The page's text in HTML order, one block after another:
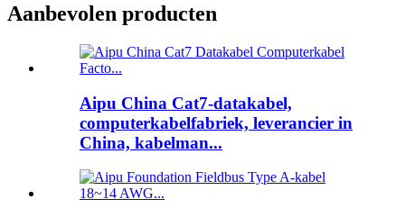
Aanbevolen producten
Aipu China Cat7-datakabel,
computerkabelfabriek, leverancier in
China, kabelman...